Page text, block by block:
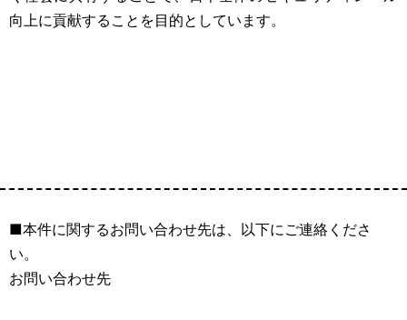
向上に貢献することを目的としています。
■本件に関するお問い合わせ先は、以下にご連絡くださ
い。
お問い合わせ先